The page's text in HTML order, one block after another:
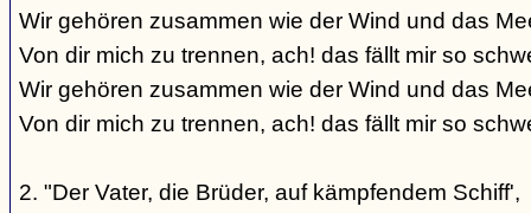
Wir gehören zusammen wie der Wind und das
Von dir mich zu trennen, ach! das fällt mir so
Wir gehören zusammen wie der Wind und das
Von dir mich zu trennen, ach! das fällt mir so
2. "Der Vater, die Brüder, auf kämpfendem Schiff',